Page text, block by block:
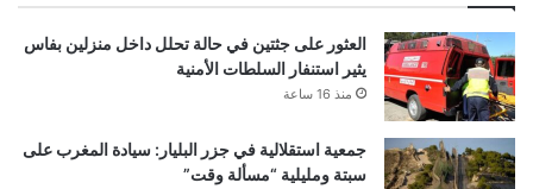
العثور على جثتين في حالة تحلل داخل منزلين بفاس
يثير استنفار السلطات الأمنية
منذ 16 ساعة
جمعية استقلالية في جزر البليار: سيادة المغرب على
سبتة ومليلية “مسألة وقت”